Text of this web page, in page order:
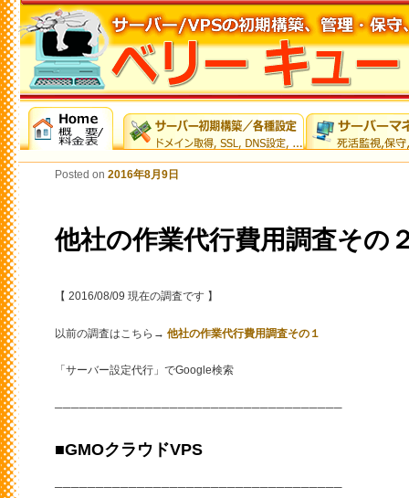
他社の作業代行費用調査その
Posted on 2016年8月9日
【 2016/08/09 現在の調査です 】
以前の調査はこちら→ 他社の作業代行費用調査その１
「サーバー設定代行」でGoogle検索
───────────────────────────────────
■GMOクラウドVPS
───────────────────────────────────